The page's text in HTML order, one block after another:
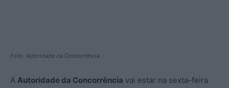
Foto: Autoridade da Concorrência
A Autoridade da Concorrência vai estar na sexta-feira